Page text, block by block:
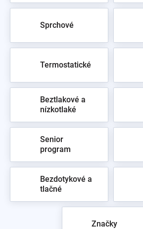
Sprchové
Termostatické
Beztlakové a
nízkotlaké
Senior
program
Bezdotykové a
tlačné
Značky